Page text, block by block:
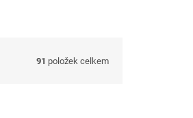
91 položek celkem